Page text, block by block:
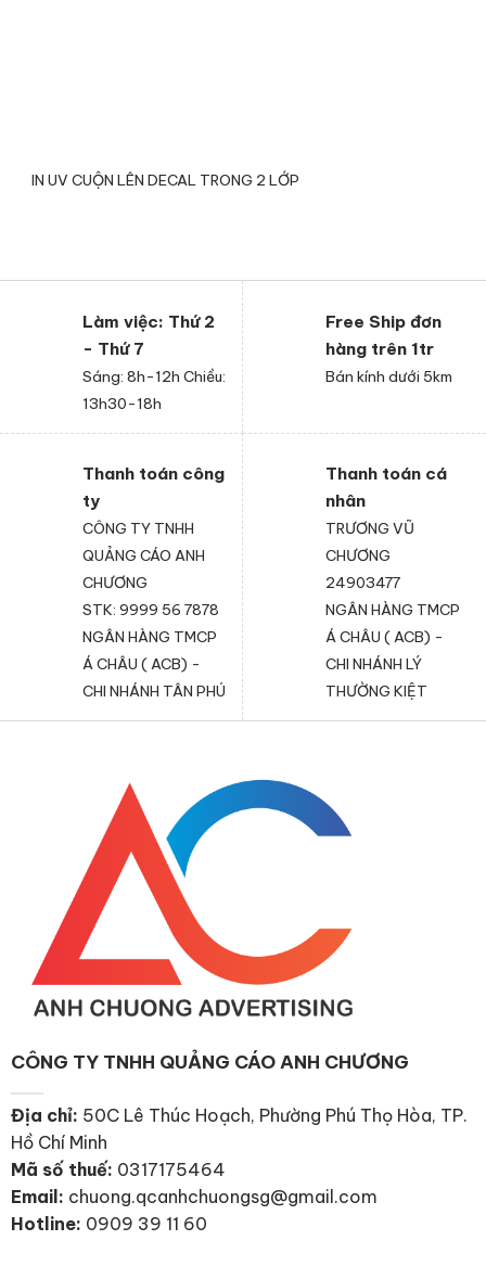
IN UV CUỘN LÊN DECAL TRONG 2 LỚP
Làm việc: Thứ 2
- Thứ 7
Sáng: 8h-12h Chiều:
13h30-18h
Free Ship đơn
hàng trên 1tr
Bán kính dưới 5km
Thanh toán công
ty
CÔNG TY TNHH
QUẢNG CÁO ANH
CHƯƠNG
STK: 9999 56 7878
NGÂN HÀNG TMCP
Á CHÂU ( ACB) -
CHI NHÁNH TÂN PHÚ
Thanh toán cá
nhân
TRƯƠNG VŨ
CHƯƠNG
24903477
NGÂN HÀNG TMCP
Á CHÂU ( ACB) -
CHI NHÁNH LÝ
THƯỜNG KIỆT
CÔNG TY TNHH QUẢNG CÁO ANH CHƯƠNG
Địa chỉ: 50C Lê Thúc Hoạch, Phường Phú Thọ Hòa, TP.
Hồ Chí Minh
Mã số thuế: 0317175464
Email: chuong.qcanhchuongsg@gmail.com
Hotline: 0909 39 11 60